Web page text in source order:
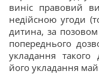
виніс правовий
недійсною угоди
дитина, за позовом
попереднього
укладання
його укладання